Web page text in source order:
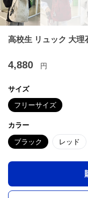
高校生 リュック 大理
4,880 円
サイズ
フリーサイズ
カラー
ブラック レッド